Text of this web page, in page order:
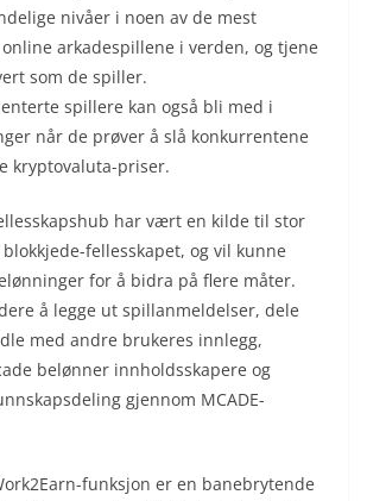
nivåer i noen av de mest
arkadespillene i verden, og tjene
som de spiller.
spillere kan også bli med i
når de prøver å slå konkurrentene
kryptovaluta-priser.
har vært en kilde til stor
fellesskapet, og vil kunne
for å bidra på flere måter.
å legge ut spillanmeldelser, dele
med andre brukeres innlegg,
belønner innholdsskapere og
gjennom MCADE-
funksjon er en banebrytende